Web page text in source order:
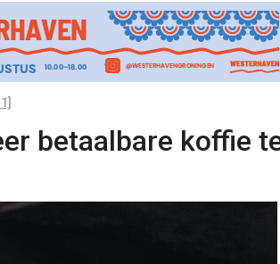
betaalbare koffie